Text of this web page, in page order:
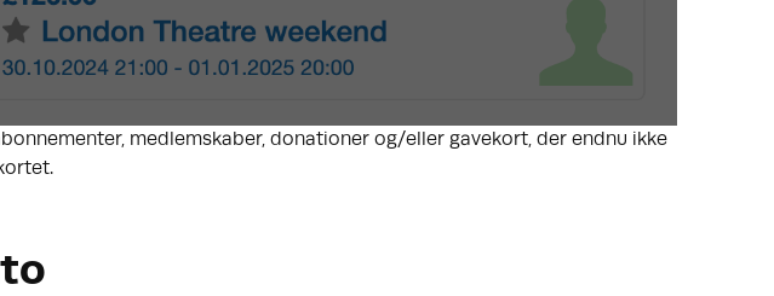
medlemskaber, donationer og/eller gavekort, der endnu ikke